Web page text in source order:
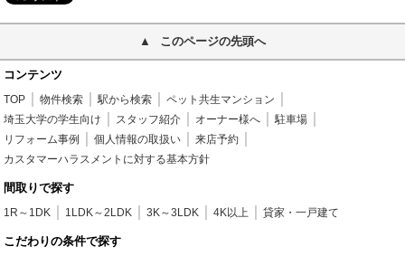
このページの先頭へ
コンテンツ
TOP 物件検索 駅から検索
ペット共生マンション
埼玉大学の学生向け
スタッフ紹介 オーナー様へ
駐車場
リフォーム事例
個人情報の取扱い
来店予約
カスタマーハラスメントに対する基本方針
間取りで探す
1R～1DK 1LDK～2LDK 3K～3LDK 4K以上 貸家・一戸建て
こだわりの条件で探す